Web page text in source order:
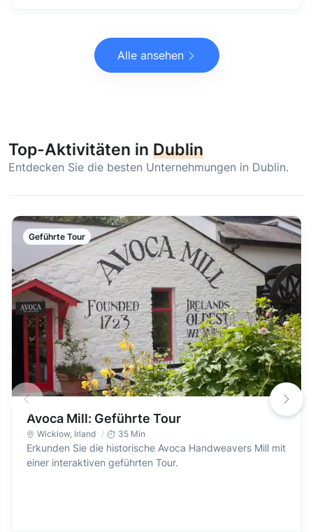
Alle ansehen
Top-Aktivitäten in Dublin
Entdecken Sie die besten Unternehmungen in Dublin.
Geführte Tour
Avoca Mill: Geführte Tour
Wicklow, Irland 35 Min
Erkunden Sie die historische Avoca Handweavers Mill mit
einer interaktiven geführten Tour.